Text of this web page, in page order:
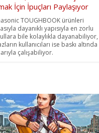
İçin İpuçları Paylaşıyor
TOUGHBOOK ürünleri
dayanıklı yapısıyla en zorlu
bile kolaylıkla dayanabiliyor,
kullanıcıları ise baskı altında
çalışabiliyor.